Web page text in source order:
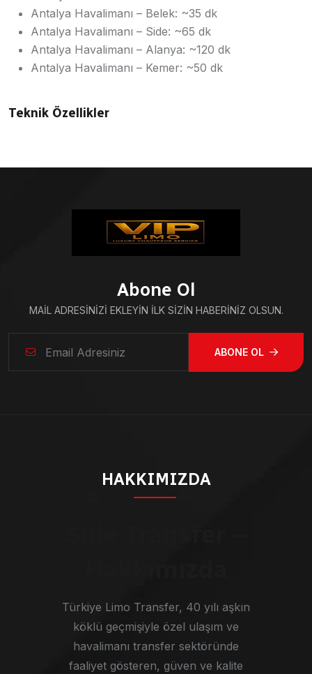
Antalya Havalimanı – Belek: ~35 dk
Antalya Havalimanı – Side: ~65 dk
Antalya Havalimanı – Alanya: ~120 dk
Antalya Havalimanı – Kemer: ~50 dk
Teknik Özellikler
Abone Ol
MAIL ADRESINIZI EKLEYIN ILK SIZIN HABERINIZ OLSUN.
ABONE OL
HAKKIMIZDA
Türkiye Limo Transfer, 40 yılı aşkın
köklü geçmişiyle özel ulaşım ve
havalimanı transfer sektöründe
faaliyet gösteren, güven ve kalite